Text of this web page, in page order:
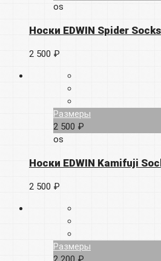
os
Носки EDWIN Spider
2 500 ₽
Размеры
2 500 ₽
os
Носки EDWIN Kamifuji
2 500 ₽
Размеры